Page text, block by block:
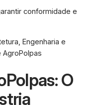
conformidade e
Engenharia e
AgroPolpas
O